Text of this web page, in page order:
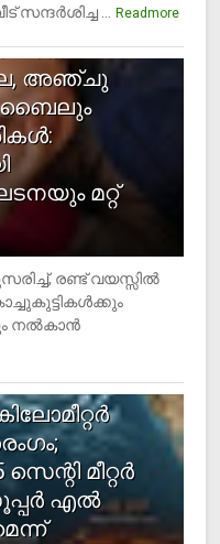
സന്ദര്‍ശിച്ച ...
Readmore
സ്‌ക്രീന്‍
അഞ്ചു
മറ്റ്
രണ്ട് വയസ്സില്‍
നല്‍കാന്‍
മീറ്റര്‍
എല്‍